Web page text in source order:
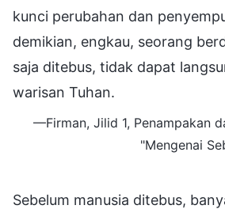
kunci perubahan dan
demikian, engkau, seorang
saja ditebus, tidak dapat
warisan Tuhan.
—Firman, Jilid 1, Penampakan
"Mengenai
Sebelum manusia ditebus,